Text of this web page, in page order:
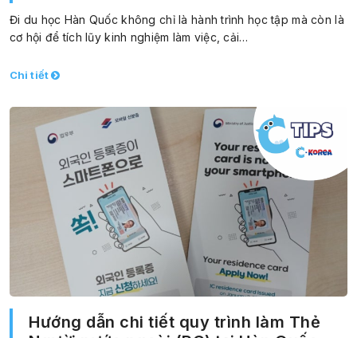
Đi du học Hàn Quốc không chỉ là hành trình học tập mà còn là
cơ hội để tích lũy kinh nghiệm làm việc, cải…
Chi tiết
Hướng dẫn chi tiết quy trình làm Thẻ